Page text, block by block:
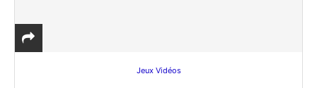
Jeux Vidéos